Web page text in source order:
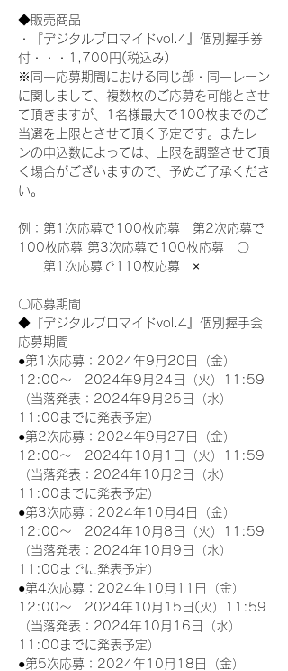
◆販売商品
・『デジタルブロマイドvol.4』個別握手券
付・・・1,700円(税込み)
※同一応募期間における同じ部・同一レーン
に関しまして、複数枚のご応募を可能とさせ
て頂きますが、1名様最大で100枚までのご
当選を上限とさせて頂く予定です。またレー
ンの申込数によっては、上限を調整させて頂
く場合がございますので、予めご了承くださ
い。
例：第1次応募で100枚応募　第2次応募で
100枚応募 第3次応募で100枚応募　〇
第1次応募で110枚応募　×
〇応募期間
◆『デジタルブロマイドvol.4』個別握手会
応募期間
●第1次応募：2024年9月20日（金）
12:00～　2024年9月24日（火）11:59
（当落発表：2024年9月25日（水）
11:00までに発表予定）
●第2次応募：2024年9月27日（金）
12:00～　2024年10月1日（火）11:59
（当落発表：2024年10月2日（水）
11:00までに発表予定）
●第3次応募：2024年10月4日（金）
12:00～　2024年10月8日（火）11:59
（当落発表：2024年10月9日（水）
11:00までに発表予定）
●第4次応募：2024年10月11日（金）
12:00～　2024年10月15日(火）11:59
（当落発表：2024年10月16日（水）
11:00までに発表予定）
●第5次応募：2024年10月18日（金）